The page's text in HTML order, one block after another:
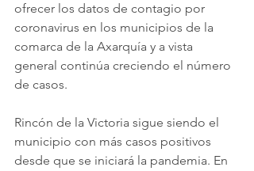
ofrecer los datos de contagio por
coronavirus en los municipios de la
comarca de la Axarquía y a vista
general continúa creciendo el número
de casos.
Rincón de la Victoria sigue siendo el
municipio con más casos positivos
desde que se iniciará la pandemia. En